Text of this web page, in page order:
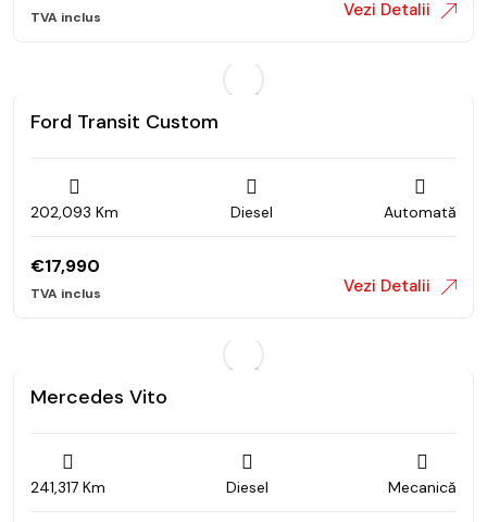
Vezi Detalii
Ford Transit Custom
202,093 Km Diesel Automată
€17,990
Vezi Detalii
Mercedes Vito
241,317 Km Diesel Mecanică